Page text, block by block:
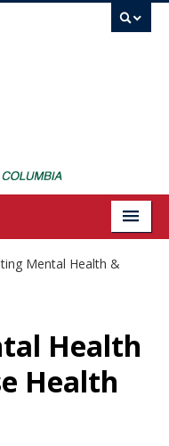
Mental Health &
Health
Health